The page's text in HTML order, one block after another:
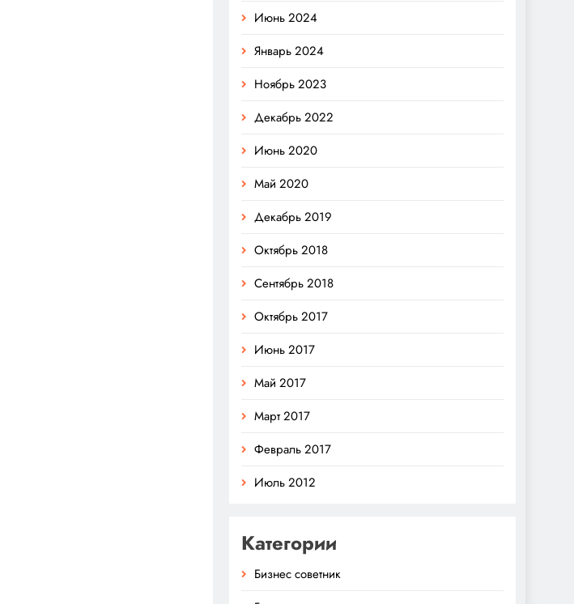
Июнь 2024
Январь 2024
Ноябрь 2023
Декабрь 2022
Июнь 2020
Май 2020
Декабрь 2019
Октябрь 2018
Сентябрь 2018
Октябрь 2017
Июнь 2017
Май 2017
Март 2017
Февраль 2017
Июль 2012
Категории
Бизнес советник